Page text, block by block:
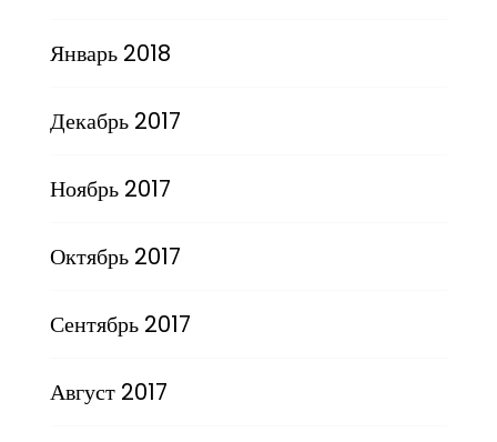
Январь 2018
Декабрь 2017
Ноябрь 2017
Октябрь 2017
Сентябрь 2017
Август 2017